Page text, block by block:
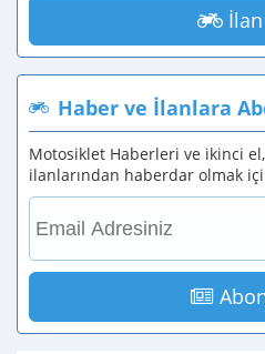
Haber ve İlanlara
Motosiklet Haberleri ve ikinci
ilanlarından haberdar olmak